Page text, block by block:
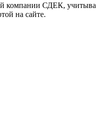
компании СДЕК,
на сайте.